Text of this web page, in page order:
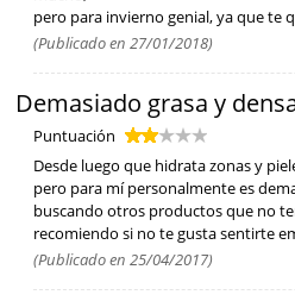
pero para invierno genial, ya que te
(Publicado en 27/01/2018)
Demasiado grasa y
Puntuación
Desde luego que hidrata zonas y
pero para mí personalmente es
buscando otros productos que no
recomiendo si no te gusta sentirte
(Publicado en 25/04/2017)